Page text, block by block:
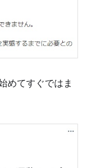
めてすぐではま